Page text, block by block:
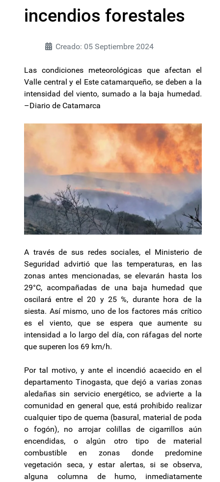
incendios forestales
Creado: 05 Septiembre 2024
Las condiciones meteorológicas que afectan el
Valle central y el Este catamarqueño, se deben a la
intensidad del viento, sumado a la baja humedad.
–Diario de Catamarca
A través de sus redes sociales, el Ministerio de
Seguridad advirtió que las temperaturas, en las
zonas antes mencionadas, se elevarán hasta los
29°C, acompañadas de una baja humedad que
oscilará entre el 20 y 25 %, durante hora de la
siesta. Así mismo, uno de los factores más crítico
es el viento, que se espera que aumente su
intensidad a lo largo del día, con ráfagas del norte
que superen los 69 km/h.
Por tal motivo, y ante el incendió acaecido en el
departamento Tinogasta, que dejó a varias zonas
aledañas sin servicio energético, se advierte a la
comunidad en general que, está prohibido realizar
cualquier tipo de quema (basural, material de poda
o fogón), no arrojar colillas de cigarrillos aún
encendidas, o algún otro tipo de material
combustible en zonas donde predomine
vegetación seca, y estar alertas, si se observa,
alguna columna de humo, inmediatamente